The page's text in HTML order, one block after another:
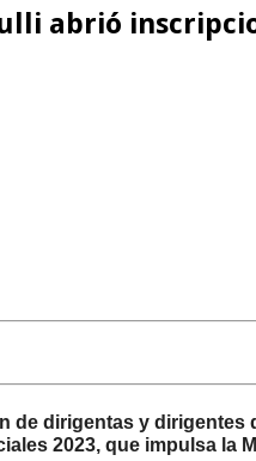
abrió
de dirigentas y dirigentes
2023, que impulsa